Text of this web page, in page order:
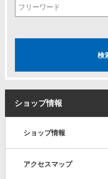
ショップ情報
ショップ情報
アクセスマップ